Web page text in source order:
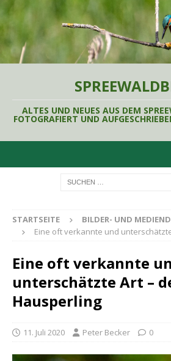
ALTES UND NEUES AUS DEM
FOTOGRAFIERT UND
STARTSEITE
BILDER- UND
Eine oft verkannte und
Eine oft verkannte
unterschätzte Art –
Hausperling
11. Juli 2020 Peter Becker 0